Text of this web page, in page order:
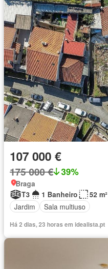
107 000 €
175 000 € 39%
Braga
T3
1 Banheiro
52 m²
Jardim
Sala multiuso
Há 2 dias, 23 horas em idealista.pt